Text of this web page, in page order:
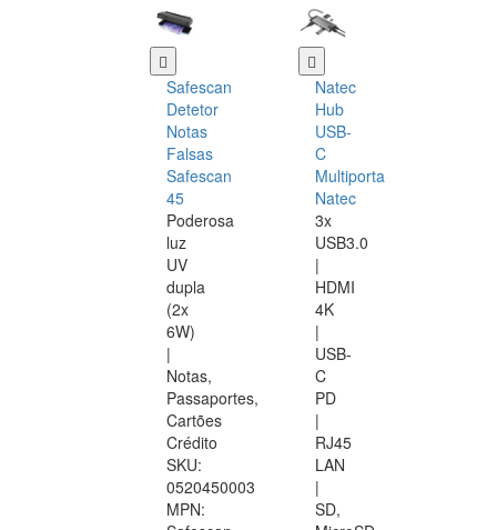
Safescan
Detetor
Notas
Falsas
Safescan
45
Poderosa
luz
UV
dupla
(2x
6W)
|
Notas,
Passaportes,
Cartões
Crédito
SKU:
0520450003
MPN:
Natec
Hub
USB-
C
Multiporta
Natec
3x
USB3.0
|
HDMI
4K
|
USB-
C
PD
|
RJ45
LAN
|
SD,